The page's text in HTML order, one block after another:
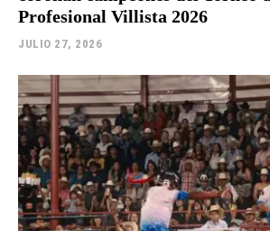
Profesional Villista 2026
JULIO 27, 2026